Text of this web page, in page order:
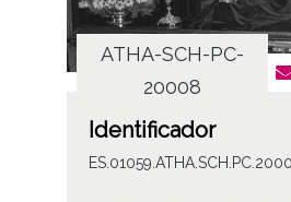
ATHA-SCH-PC-
20008
Identificador